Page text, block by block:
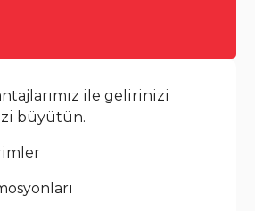
ile gelirinizi
büyütün.